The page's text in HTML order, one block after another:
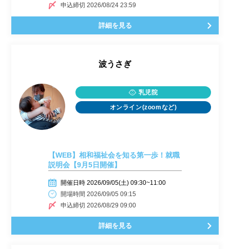
申込締切 2026/08/24 23:59
詳細を見る
波うさぎ
乳児院
オンライン(zoomなど)
【WEB】相和福祉会を知る第一歩！就職
説明会【9月5日開催】
開催日時 2026/09/05(土) 09:30~11:00
開場時間 2026/09/05 09:15
申込締切 2026/08/29 09:00
詳細を見る